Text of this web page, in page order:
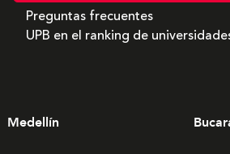
Preguntas frecuentes
UPB en el ranking de
Medellín